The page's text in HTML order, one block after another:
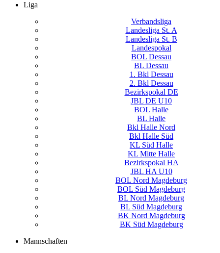
Liga
Verbandsliga
Landesliga St. A
Landesliga St. B
Landespokal
BOL Dessau
BL Dessau
1. Bkl Dessau
2. Bkl Dessau
Bezirkspokal DE
JBL DE U10
BOL Halle
BL Halle
Bkl Halle Nord
Bkl Halle Süd
KL Süd Halle
KL Mitte Halle
Bezirkspokal HA
JBL HA U10
BOL Nord Magdeburg
BOL Süd Magdeburg
BL Nord Magdeburg
BL Süd Magdeburg
BK Nord Magdeburg
BK Süd Magdeburg
Mannschaften